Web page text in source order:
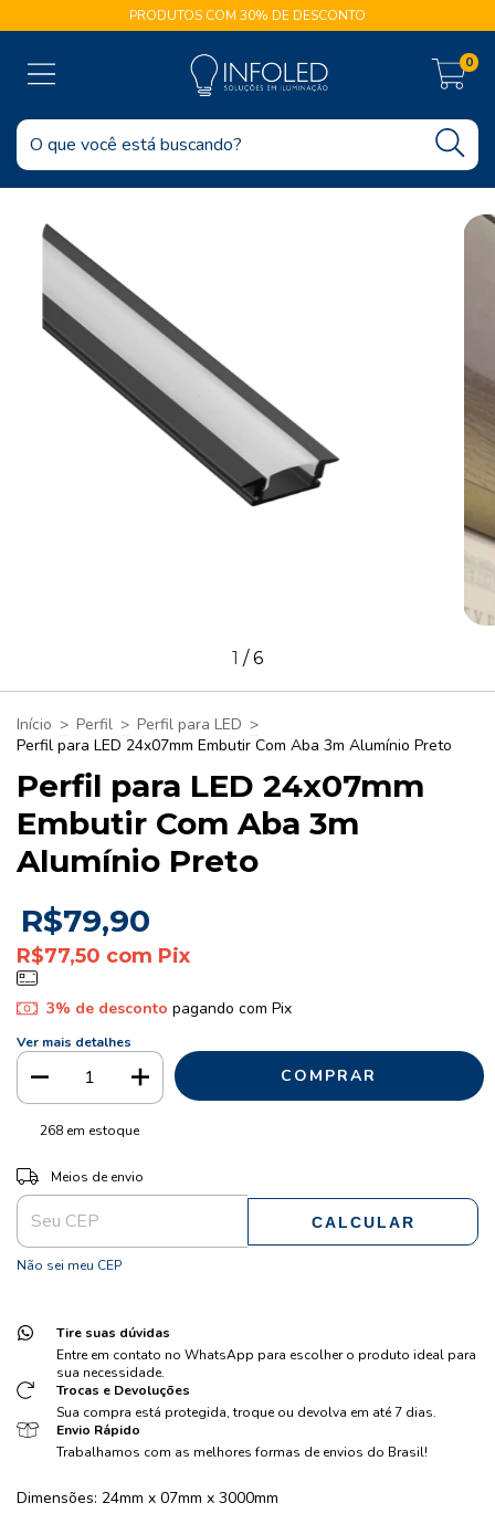
PRODUTOS COM 30% DE DESCONTO
0
1 /6
Início > Perfil > Perfil para LED >
Perfil para LED 24x07mm Embutir Com Aba 3m Alumínio Preto
Perfil para LED 24x07mm
Embutir Com Aba 3m
Alumínio Preto
R$79,90
R$77,50 com Pix
3% de desconto pagando com Pix
Ver mais detalhes
268 em estoque
Entregas para o CEP:
Meios de envio
CALCULAR
Não sei meu CEP
Tire suas dúvidas
Entre em contato no WhatsApp para escolher o produto ideal para
sua necessidade.
Trocas e Devoluções
Sua compra está protegida, troque ou devolva em até 7 dias.
Envio Rápido
Trabalhamos com as melhores formas de envios do Brasil!
Dimensões: 24mm x 07mm x 3000mm